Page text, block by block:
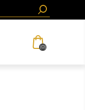
(0)